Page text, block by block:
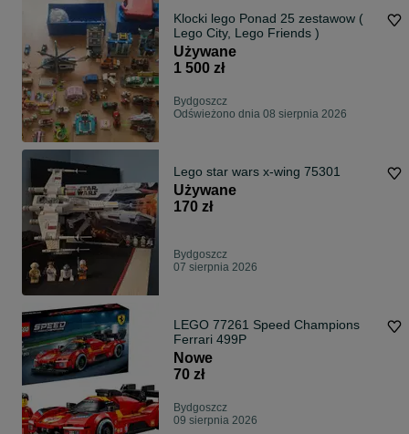
Klocki lego Ponad 25 zestawow (
Lego City, Lego Friends )
Używane
1 500 zł
Bydgoszcz
Odświeżono dnia 08 sierpnia 2026
Lego star wars x-wing 75301
Używane
170 zł
Bydgoszcz
07 sierpnia 2026
LEGO 77261 Speed Champions
Ferrari 499P
Nowe
70 zł
Bydgoszcz
09 sierpnia 2026